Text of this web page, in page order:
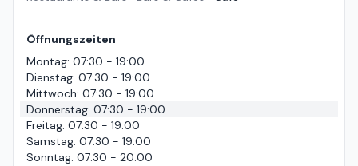
Öffnungszeiten
Montag: 07:30 - 19:00
Dienstag: 07:30 - 19:00
Mittwoch: 07:30 - 19:00
Donnerstag: 07:30 - 19:00
Freitag: 07:30 - 19:00
Samstag: 07:30 - 19:00
Sonntag: 07:30 - 20:00